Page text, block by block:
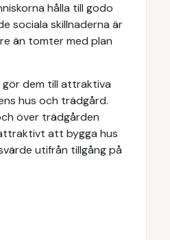
hålla till godo
sociala skillnaderna är
än tomter med plan
dem till attraktiva
hus och trädgård.
över trädgården
att bygga hus
utifrån tillgång på